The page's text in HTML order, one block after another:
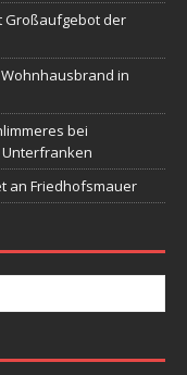
Großaufgebot der
in
bei
an Friedhofsmauer